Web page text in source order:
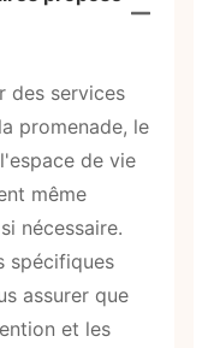
des services
promenade, le
de vie
même
nécessaire.
spécifiques
assurer que
et les